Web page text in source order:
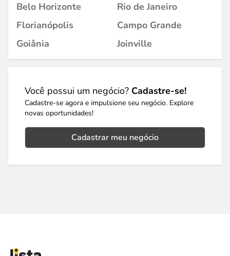
Belo Horizonte
Rio de Janeiro
Florianópolis
Campo Grande
Goiânia
Joinville
Você possui um negócio? Cadastre-se!
Cadastre-se agora e impulsione seu negócio. Explore
novas oportunidades!
Cadastrar meu negócio